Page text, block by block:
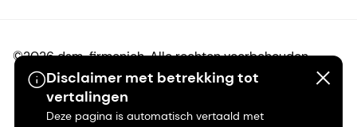
Disclaimer met betrekking tot
vertalingen
Deze pagina is automatisch vertaald met
©2026 dsm-firmenich. Alle rechten voorbehouden.
Privacyverklaring